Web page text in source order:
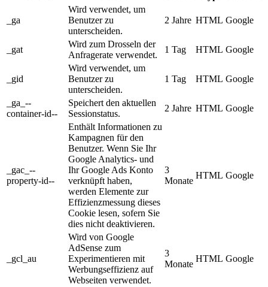
_ga
Wird verwendet, um
Benutzer zu
unterscheiden.
2 Jahre HTML Google
_gat
Wird zum Drosseln der
Anfragerate verwendet.
1 Tag HTML Google
_gid
Wird verwendet, um
Benutzer zu
unterscheiden.
1 Tag HTML Google
_ga_--
container-id--
Speichert den aktuellen
Sessionstatus.
2 Jahre HTML Google
_gac_--
property-id--
Enthält Informationen zu
Kampagnen für den
Benutzer. Wenn Sie Ihr
Google Analytics- und
Ihr Google Ads Konto
verknüpft haben,
werden Elemente zur
Effizienzmessung dieses
Cookie lesen, sofern Sie
dies nicht deaktivieren.
3
Monate
HTML Google
_gcl_au
Wird von Google
AdSense zum
Experimentieren mit
Werbungseffizienz auf
Webseiten verwendet.
3
Monate
HTML Google